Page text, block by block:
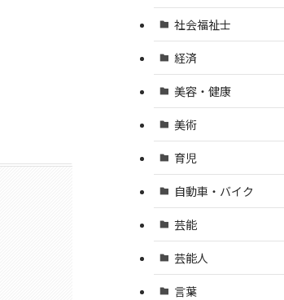
社会福祉士
経済
美容・健康
美術
育児
自動車・バイク
芸能
芸能人
言葉